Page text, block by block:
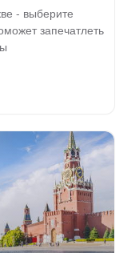
- выберите
запечатлеть